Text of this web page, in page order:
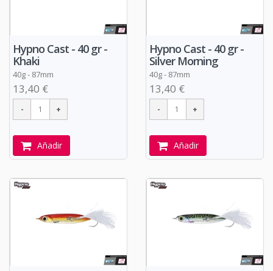
Hypno Cast - 40 gr -
Khaki
40g - 87mm
13,40 €
Añadir
Hypno Cast - 40 gr -
Silver Morning
40g - 87mm
13,40 €
Añadir